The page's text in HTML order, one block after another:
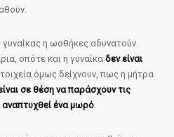
η ωοθήκες αδυνατούν
οπότε και η γυναίκαδεν είναι
όμως δείχνουν, πως η μήτρα
σε θέση να παράσχουν τις
ένα μωρό.